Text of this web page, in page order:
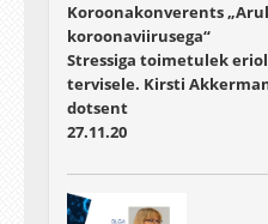
Koroonakonverents
koroonaviirusega“
Stressiga toimetulek
tervisele. Kirsti
dotsent
27.11.20